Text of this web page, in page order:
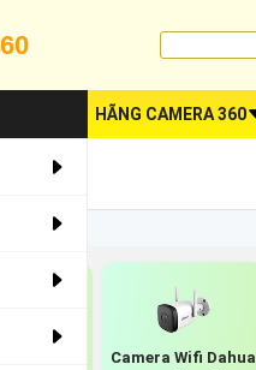
HÃNG CAMERA 360
Camera Wifi Dahua